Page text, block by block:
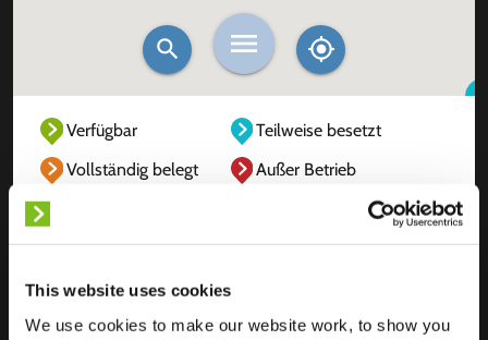
This website uses cookies
We use cookies to make our website work, to show you
Verfügbar
Teilweise besetzt
Vollständig belegt
Außer Betrieb